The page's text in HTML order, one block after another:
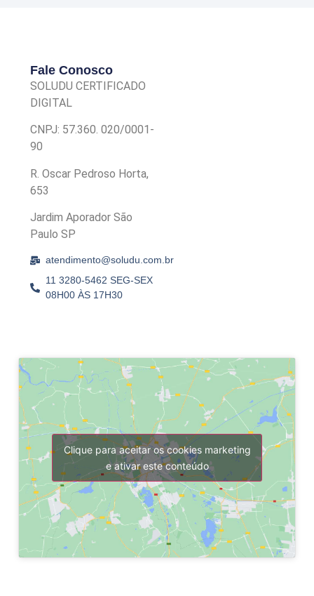
Fale Conosco
SOLUDU CERTIFICADO
DIGITAL
CNPJ: 57.360. 020/0001-
90
R. Oscar Pedroso Horta,
653
Jardim Aporador São
Paulo SP
atendimento@soludu.com.br
11 3280-5462 SEG-SEX
08H00 ÀS 17H30
Clique para aceitar os cookies marketing
e ativar este conteúdo